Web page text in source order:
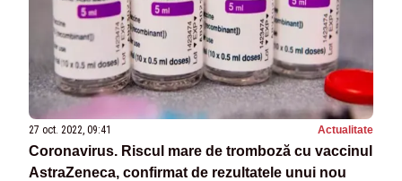
27 oct. 2022, 09:41 Actualitate
Coronavirus. Riscul mare de tromboză cu vaccinul
AstraZeneca, confirmat de rezultatele unui nou